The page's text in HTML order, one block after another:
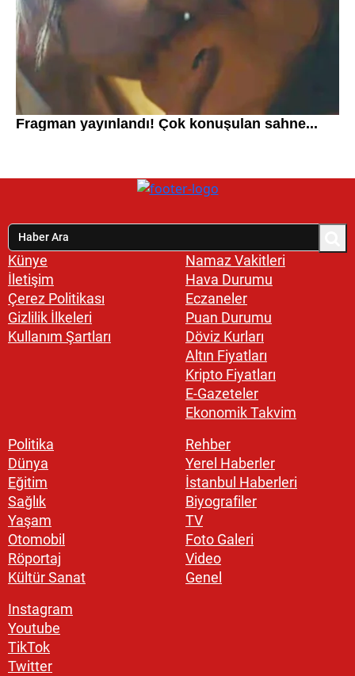
Künye
İletişim
Çerez Politikası
Gizlilik İlkeleri
Kullanım Şartları
Namaz Vakitleri
Hava Durumu
Eczaneler
Puan Durumu
Döviz Kurları
Altın Fiyatları
Kripto Fiyatları
E-Gazeteler
Ekonomik Takvim
Politika
Dünya
Eğitim
Sağlık
Yaşam
Otomobil
Röportaj
Kültür Sanat
Rehber
Yerel Haberler
İstanbul Haberleri
Biyografiler
TV
Foto Galeri
Video
Genel
Instagram
Youtube
TikTok
Twitter